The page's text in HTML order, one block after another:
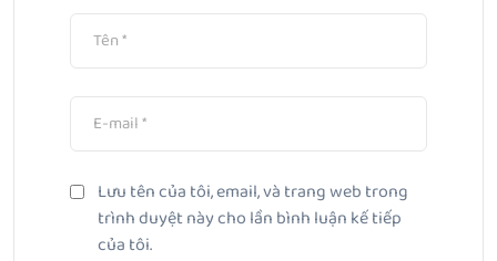
Lưu tên của tôi, email, và trang web trong
trình duyệt này cho lần bình luận kế tiếp
của tôi.